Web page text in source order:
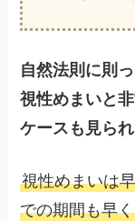
自然法則に則
視性めまいと
ケースも見ら
視性めまいは
での期間も早